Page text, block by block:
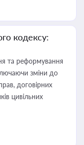
кодексу:
та реформування
зміни до
договірних
цивільних